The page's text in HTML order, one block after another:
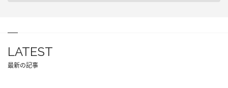
LATEST
最新の記事